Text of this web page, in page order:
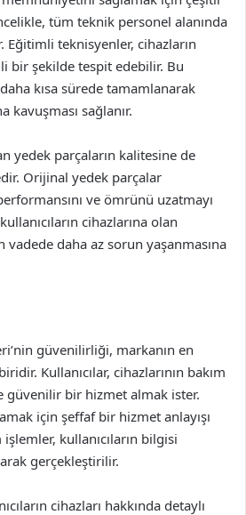
tüm teknik personel alanında
teknisyenler, cihazların
bir şekilde tespit edebilir. Bu
kısa sürede tamamlanarak
kavuşması sağlanır.
yedek parçaların kalitesine de
Orijinal yedek parçalar
ve ömrünü uzatmayı
cihazlarına olan
vadede daha az sorun yaşanmasına
güvenilirliği, markanın en
Kullanıcılar, cihazlarının bakım
güvenilir bir hizmet almak ister.
için şeffaf bir hizmet anlayışı
kullanıcıların bilgisi
gerçekleştirilir.
cihazları hakkında detaylı